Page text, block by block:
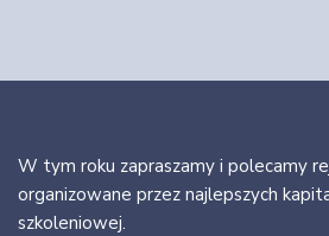
W tym roku zapraszamy i polecamy
organizowane przez najlepszych
szkoleniowej.